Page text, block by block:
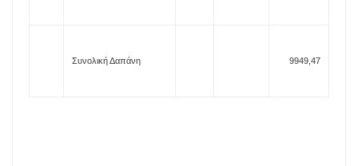
Συνολική Δαπάνη 9949,47